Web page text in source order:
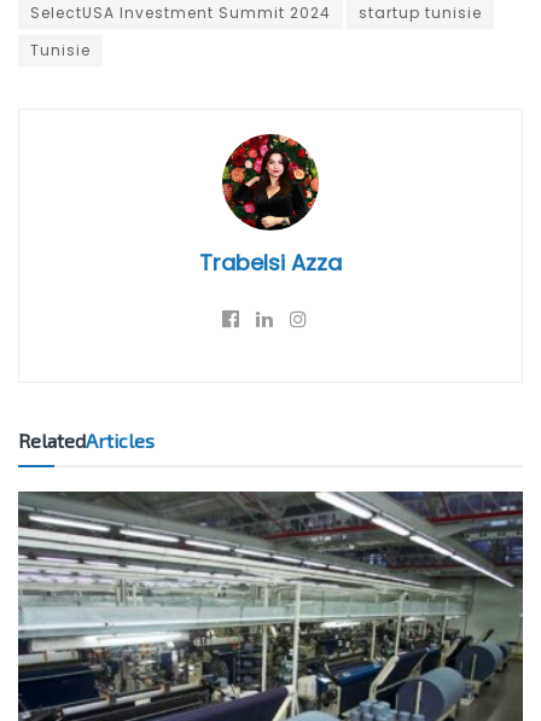
SelectUSA Investment Summit 2024
startup tunisie
Tunisie
Trabelsi Azza
RelatedArticles